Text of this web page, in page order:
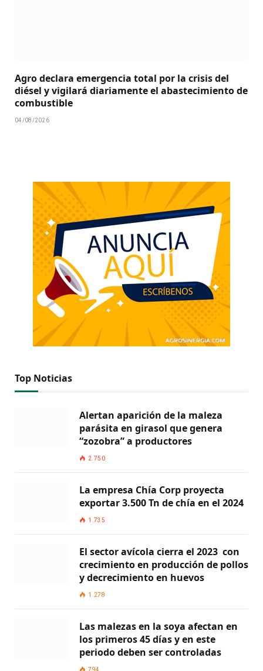
Agro declara emergencia total por la crisis del
diésel y vigilará diariamente el abastecimiento de
combustible
04/08/2026
Top Noticias
Alertan aparición de la maleza
parásita en girasol que genera
“zozobra” a productores
2.750
La empresa Chía Corp proyecta
exportar 3.500 Tn de chía en el 2024
1.735
El sector avícola cierra el 2023 con
crecimiento en producción de pollos
y decrecimiento en huevos
1.278
Las malezas en la soya afectan en
los primeros 45 días y en este
periodo deben ser controladas
794